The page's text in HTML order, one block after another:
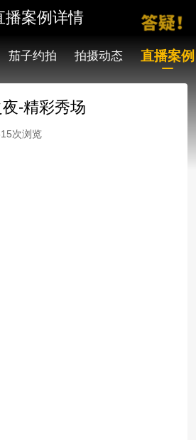
播案例详情
茄子约拍 拍摄动态 直播案例
-精彩秀场
次浏览